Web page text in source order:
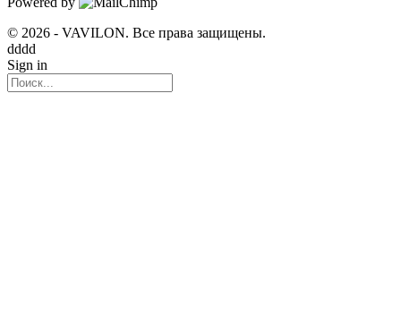
© 2026 - VAVILON. Все права защищены.
dddd
Sign in